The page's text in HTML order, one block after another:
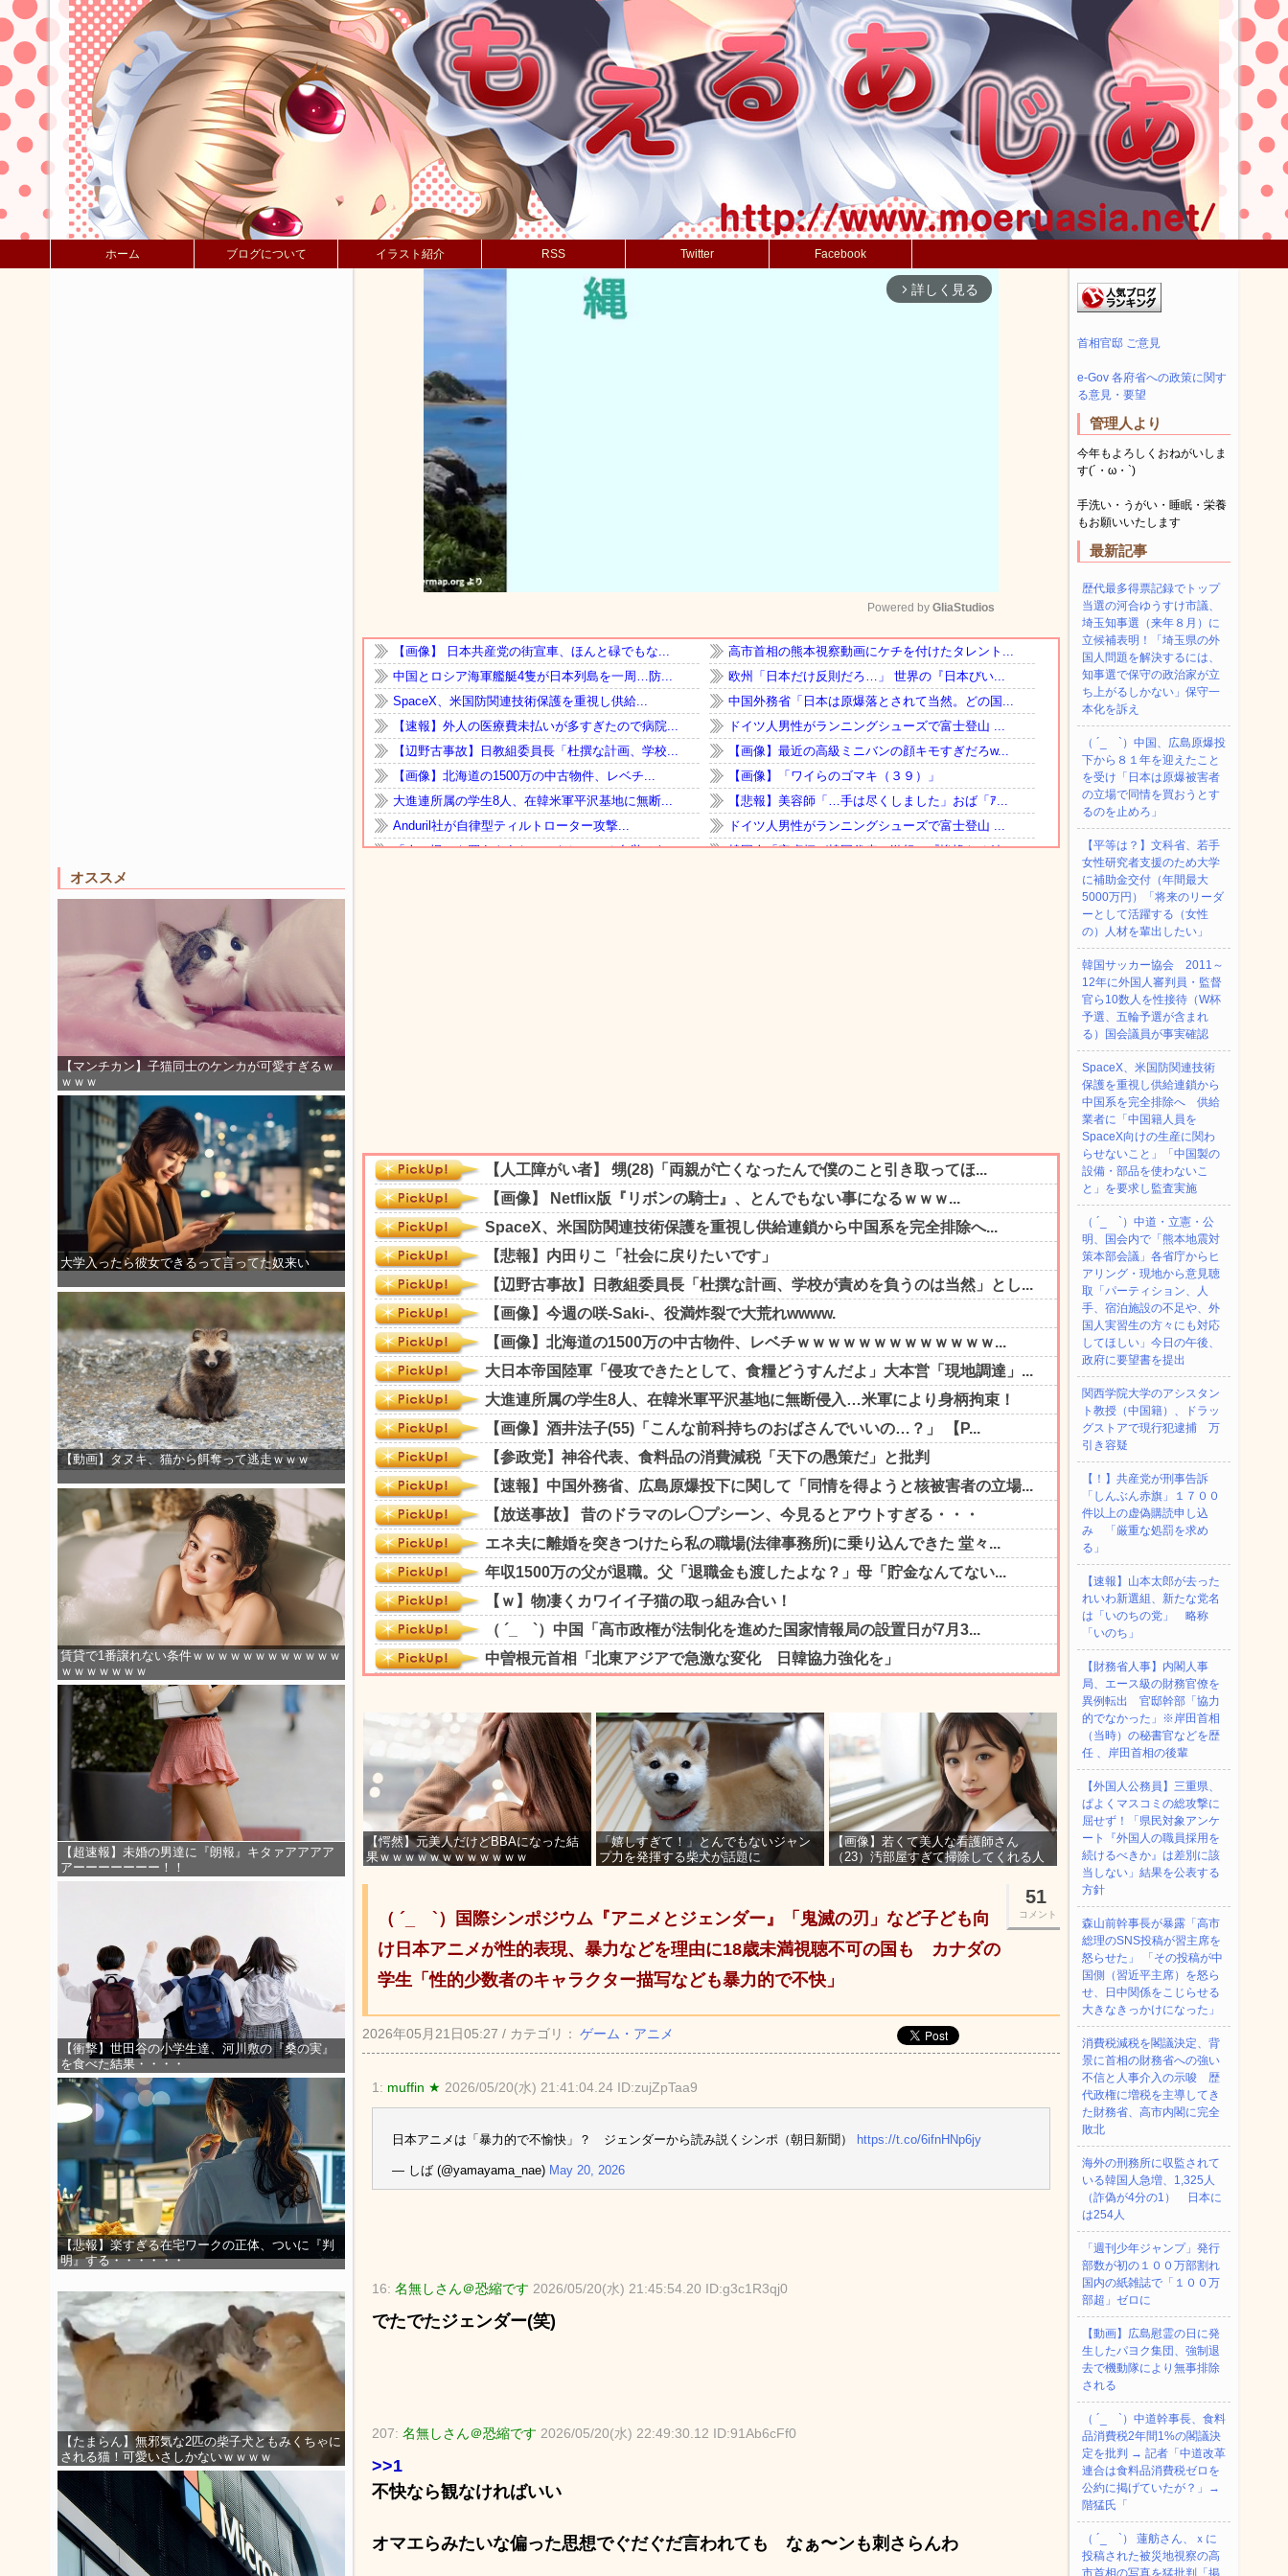
ホーム ブログについて イラスト紹介 RSS Twitter Facebook
オススメ
【マンチカン】子猫同士のケンカが可愛すぎるｗ
ｗｗｗ
大学入ったら彼女できるって言ってた奴来い
【動画】タヌキ、猫から餌奪って逃走ｗｗｗ
賃貸で1番譲れない条件ｗｗｗｗｗｗｗｗｗｗｗｗ
ｗｗｗｗｗｗｗ
【超速報】未婚の男達に『朗報』キタァアアアア
アーーーーーーー！！
【衝撃】世田谷の小学生達、河川敷の『桑の実』
を食べた結果・・・・
【悲報】楽すぎる在宅ワークの正体、ついに『判
明』する・・・・・・
【たまらん】無邪気な2匹の柴子犬ともみくちゃに
される猫！可愛いさしかないｗｗｗｗ
arrow_forward_ios 詳しく見る
Mute
Powered by GliaStudios
【愕然】元美人だけどBBAになった結
果ｗｗｗｗｗｗｗｗｗｗｗｗ
「嬉しすぎて！」とんでもないジャン
プ力を発揮する柴犬が話題に
【画像】若くて美人な看護師さん
（23）汚部屋すぎて掃除してくれる人
51
コメント
（ ´_ゝ`）国際シンポジウム『アニメとジェンダー』「鬼滅の刃」など子ども向
け日本アニメが性的表現、暴力などを理由に18歳未満視聴不可の国も カナダの
学生「性的少数者のキャラクター描写なども暴力的で不快」
2026年05月21日05:27 / カテゴリ： ゲーム・アニメ
1: muffin ★ 2026/05/20(水) 21:41:04.24 ID:zujZpTaa9
日本アニメは「暴力的で不愉快」？ ジェンダーから読み説くシンポ（朝日新聞） https://t.co/6ifnHNp6jy
— しば (@yamayama_nae) May 20, 2026
16: 名無しさん＠恐縮です 2026/05/20(水) 21:45:54.20 ID:g3c1R3qj0
でたでたジェンダー(笑)
207: 名無しさん＠恐縮です 2026/05/20(水) 22:49:30.12 ID:91Ab6cFf0
>>1
不快なら観なければいい
オマエらみたいな偏った思想でぐだぐだ言われても なぁ〜ンも刺さらんわ
首相官邸 ご意見
e-Gov 各府省への政策に関す
る意見・要望
管理人より
今年もよろしくおねがいしま
す(´・ω・`)
手洗い・うがい・睡眠・栄養
もお願いいたします
最新記事
歴代最多得票記録でトップ
当選の河合ゆうすけ市議、
埼玉知事選（来年８月）に
立候補表明！「埼玉県の外
国人問題を解決するには、
知事選で保守の政治家が立
ち上がるしかない」保守一
本化を訴え
（ ´_ゝ`）中国、広島原爆投
下から８１年を迎えたこと
を受け「日本は原爆被害者
の立場で同情を買おうとす
るのを止めろ」
【平等は？】文科省、若手
女性研究者支援のため大学
に補助金交付（年間最大
5000万円）「将来のリーダ
ーとして活躍する（女性
の）人材を輩出したい」
韓国サッカー協会 2011～
12年に外国人審判員・監督
官ら10数人を性接待（W杯
予選、五輪予選が含まれ
る）国会議員が事実確認
SpaceX、米国防関連技術
保護を重視し供給連鎖から
中国系を完全排除へ 供給
業者に「中国籍人員を
SpaceX向けの生産に関わ
らせないこと」「中国製の
設備・部品を使わないこ
と」を要求し監査実施
（ ´_ゝ`）中道・立憲・公
明、国会内で「熊本地震対
策本部会議」各省庁からヒ
アリング・現地から意見聴
取「パーティション、人
手、宿泊施設の不足や、外
国人実習生の方々にも対応
してほしい」今日の午後、
政府に要望書を提出
関西学院大学のアシスタン
ト教授（中国籍）、ドラッ
グストアで現行犯逮捕 万
引き容疑
【！】共産党が刑事告訴
「しんぶん赤旗」１７００
件以上の虚偽購読申し込
み 「厳重な処罰を求め
る」
【速報】山本太郎が去った
れいわ新選組、新たな党名
は「いのちの党」 略称
「いのち」
【財務省人事】内閣人事
局、エース級の財務官僚を
異例転出 官邸幹部「協力
的でなかった」※岸田首相
（当時）の秘書官などを歴
任 、岸田首相の後輩
【外国人公務員】三重県、
ぱよくマスコミの総攻撃に
屈せず！「県民対象アンケ
ート『外国人の職員採用を
続けるべきか』は差別に該
当しない」結果を公表する
方針
森山前幹事長が暴露「高市
総理のSNS投稿が習主席を
怒らせた」 「その投稿が中
国側（習近平主席）を怒ら
せ、日中関係をこじらせる
大きなきっかけになった」
消費税減税を閣議決定、背
景に首相の財務省への強い
不信と人事介入の示唆 歴
代政権に増税を主導してき
た財務省、高市内閣に完全
敗北
海外の刑務所に収監されて
いる韓国人急増、1,325人
（詐偽が4分の1） 日本に
は254人
「週刊少年ジャンプ」発行
部数が初の１００万部割れ
国内の紙雑誌で「１００万
部超」ゼロに
【動画】広島慰霊の日に発
生したパヨク集団、強制退
去で機動隊により無事排除
される
（ ´_ゝ`）中道幹事長、食料
品消費税2年間1%の閣議決
定を批判 → 記者「中道改革
連合は食料品消費税ゼロを
公約に掲げていたが？」→
階猛氏「
（ ´_ゝ`） 蓮舫さん、ｘに
投稿された被災地視察の高
市首相の写真を猛批判「掲